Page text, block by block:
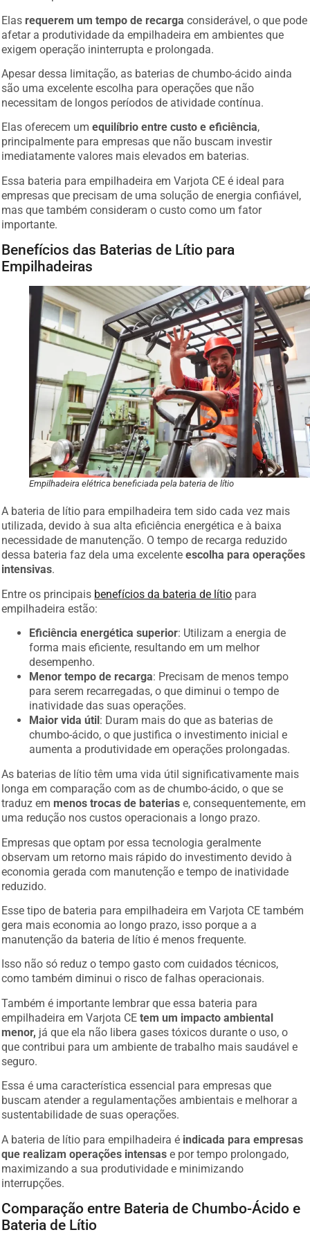
Elas requerem um tempo de recarga considerável, o que pode
afetar a produtividade da empilhadeira em ambientes que
exigem operação ininterrupta e prolongada.
Apesar dessa limitação, as baterias de chumbo-ácido ainda
são uma excelente escolha para operações que não
necessitam de longos períodos de atividade contínua.
Elas oferecem umequilíbrio entre custo e eficiência
principalmente para empresas que não buscam investir
imediatamente valores mais elevados em baterias.
Essa bateria para empilhadeira em Varjota CE é ideal para
empresas que precisam de uma solução de energia confiável,
mas que também consideram o custo como um fator
importante.
Benefícios das Baterias de Lítio para
Empilhadeiras
Empilhadeira elétrica beneficiada pela bateria de lítio
A bateria de lítio para empilhadeira tem sido cada vez mais
utilizada, devido à sua alta eficiência energética e à baixa
necessidade de manutenção. O tempo de recarga reduzido
dessa bateria faz dela uma excelenteescolha para operações
intensivas
Entre os principais benefícios da bateria de lítio para
empilhadeira estão:
Eficiência energética superior: Utilizam a energia de
forma mais eficiente, resultando em um melhor
desempenho.
Menor tempo de recarga: Precisam de menos tempo
para serem recarregadas, o que diminui o tempo de
inatividade das suas operações.
Maior vida útil: Duram mais do que as baterias de
chumbo-ácido, o que justifica o investimento inicial e
aumenta a produtividade em operações prolongadas.
As baterias de lítio têm uma vida útil significativamente mais
longa em comparação com as de chumbo-ácido, o que se
traduz em menos trocas de baterias e, consequentemente, em
uma redução nos custos operacionais a longo prazo.
Empresas que optam por essa tecnologia geralmente
observam um retorno mais rápido do investimento devido à
economia gerada com manutenção e tempo de inatividade
reduzido.
Esse tipo de bateria para empilhadeira em Varjota CE também
gera mais economia ao longo prazo, isso porque a a
manutenção da bateria de lítio é menos frequente.
Isso não só reduz o tempo gasto com cuidados técnicos,
como também diminui o risco de falhas operacionais.
Também é importante lembrar que essa bateria para
empilhadeira em Varjota CEtem um impacto ambiental
menor, já que ela não libera gases tóxicos durante o uso, o
que contribui para um ambiente de trabalho mais saudável e
seguro.
Essa é uma característica essencial para empresas que
buscam atender a regulamentações ambientais e melhorar a
sustentabilidade de suas operações.
A bateria de lítio para empilhadeira é indicada para empresas
que realizam operações intensas e por tempo prolongado,
maximizando a sua produtividade e minimizando
interrupções.
Comparação entre Bateria de Chumbo-Ácido e
Bateria de Lítio